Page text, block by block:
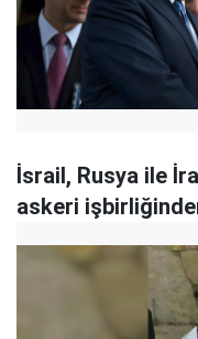
İsrail, Rusya ile
askeri